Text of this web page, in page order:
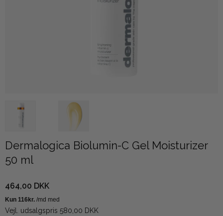
Dermalogica Biolumin-C Gel Moisturizer
50 ml
464,00 DKK
Vejl. udsalgspris 580,00 DKK